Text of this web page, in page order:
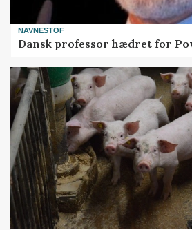
NAVNESTOF
Dansk professor hædret for